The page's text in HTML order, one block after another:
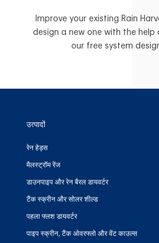
Improve your existing Rain
design a new one with the help
our free system
उत्पादों
रेन हेड्स
मैलस्ट्रॉम रेंज
डाउनपाइप और रेन बैरल डायवर्टर
टैंक स्क्रीन और सोलर शील्ड
पहला फ्लश डायवर्टर
पाइप स्क्रीन, टैंक ओवरफ्लो और वेंट काउल्स